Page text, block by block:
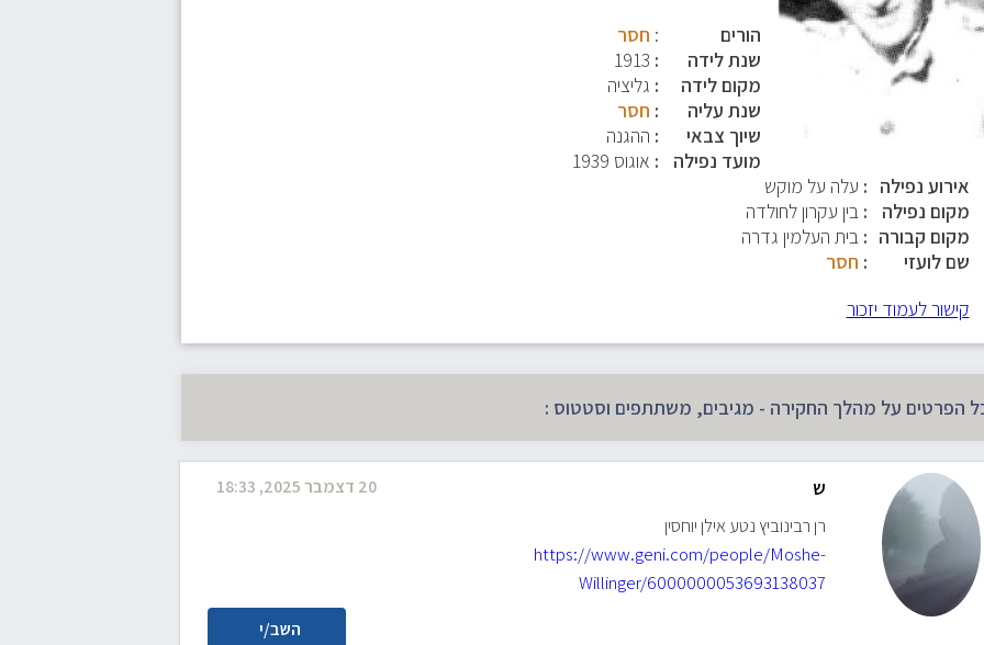
הורים
: חסר
שנת לידה
1913
מקום לידה
גליציה
שנת עליה
חסר
שיוך צבאי
ההגנה
מועד נפילה
אוגוס 1939
אירוע נפילה
עלה על מוקש
מקום נפילה
בין עקרון לחולדה
מקום קבורה
בית העלמין גדרה
שם לועזי
חסר
קישור לעמוד יזכור
הפרטים על מהלך החקירה - מגיבים, משתתפים וסטטוס :
ש 20 דצמבר 2025, 18:33
רן רבינוביץ נטע אילן יוחסין
https://www.geni.com/people/Moshe-
Willinger/6000000053693138037
השב/י